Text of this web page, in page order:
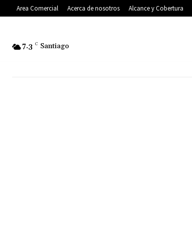
Area Comercial Acerca de nosotros Alcance y Cobertura
7.3 C Santiago